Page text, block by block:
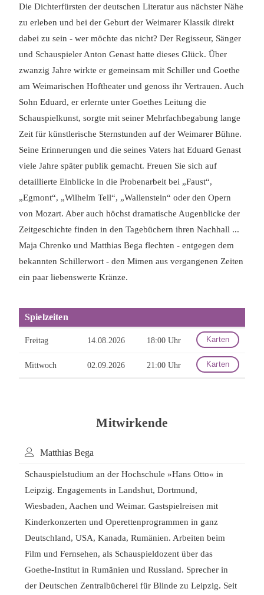
Die Dichterfürsten der deutschen Literatur aus nächster Nähe
zu erleben und bei der Geburt der Weimarer Klassik direkt
dabei zu sein - wer möchte das nicht? Der Regisseur, Sänger
und Schauspieler Anton Genast hatte dieses Glück. Über
zwanzig Jahre wirkte er gemeinsam mit Schiller und Goethe
am Weimarischen Hoftheater und genoss ihr Vertrauen. Auch
Sohn Eduard, er erlernte unter Goethes Leitung die
Schauspielkunst, sorgte mit seiner Mehrfachbegabung lange
Zeit für künstlerische Sternstunden auf der Weimarer Bühne.
Seine Erinnerungen und die seines Vaters hat Eduard Genast
viele Jahre später publik gemacht. Freuen Sie sich auf
detaillierte Einblicke in die Probenarbeit bei „Faust“,
„Egmont“, „Wilhelm Tell“, „Wallenstein“ oder den Opern
von Mozart. Aber auch höchst dramatische Augenblicke der
Zeitgeschichte finden in den Tagebüchern ihren Nachhall ...
Maja Chrenko und Matthias Bega flechten - entgegen dem
bekannten Schillerwort - den Mimen aus vergangenen Zeiten
ein paar liebenswerte Kränze.
Spielzeiten
Freitag 14.08.2026 18:00 Uhr Karten
Mittwoch 02.09.2026 21:00 Uhr Karten
Mitwirkende
Matthias Bega
Schauspielstudium an der Hochschule »Hans Otto« in
Leipzig. Engagements in Landshut, Dortmund,
Wiesbaden, Aachen und Weimar. Gastspielreisen mit
Kinderkonzerten und Operettenprogrammen in ganz
Deutschland, USA, Kanada, Rumänien. Arbeiten beim
Film und Fernsehen, als Schauspieldozent über das
Goethe-Institut in Rumänien und Russland. Sprecher in
der Deutschen Zentralbücherei für Blinde zu Leipzig. Seit